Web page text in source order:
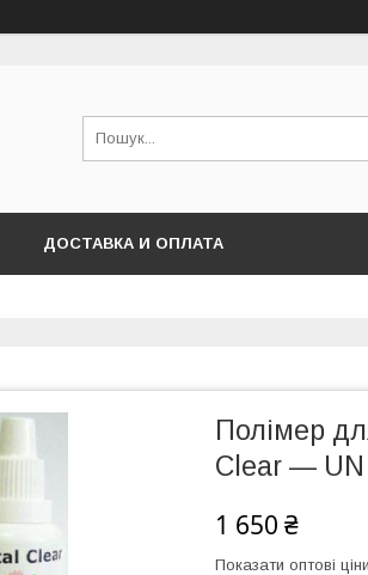
ДОСТАВКА И ОПЛАТА
Полімер
Clear — UN
1 650 ₴
Показати оптові ціни